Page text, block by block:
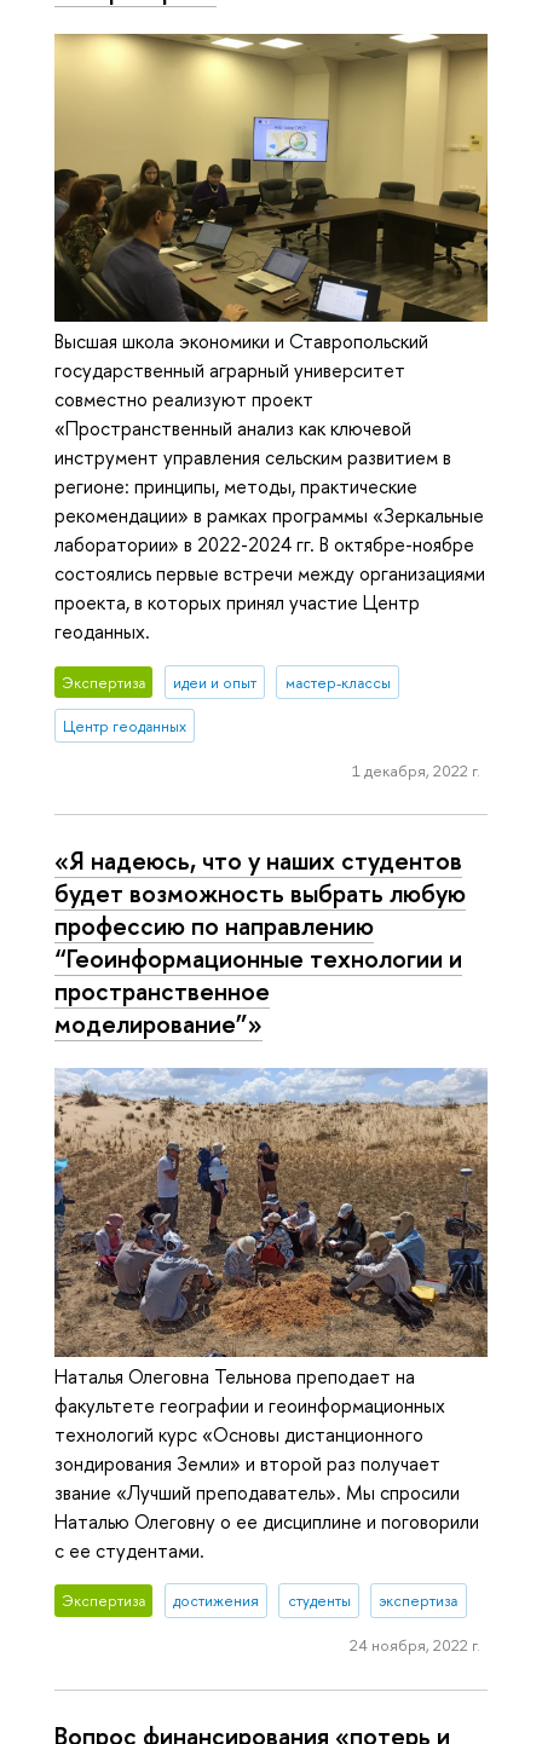
Высшая школа экономики и Ставропольский
государственный аграрный университет
совместно реализуют проект
«Пространственный анализ как ключевой
инструмент управления сельским развитием в
регионе: принципы, методы, практические
рекомендации» в рамках программы «Зеркальные
лаборатории» в 2022-2024 гг. В октябре-ноябре
состоялись первые встречи между организациями
проекта, в которых принял участие Центр
геоданных.
Экспертиза идеи и опыт мастер-классы
Центр геоданных
1 декабря, 2022 г.
«Я надеюсь, что у наших студентов
будет возможность выбрать любую
профессию по направлению
“Геоинформационные технологии и
пространственное
моделирование”»
Наталья Олеговна Тельнова преподает на
факультете географии и геоинформационных
технологий курс «Основы дистанционного
зондирования Земли» и второй раз получает
звание «Лучший преподаватель». Мы спросили
Наталью Олеговну о ее дисциплине и поговорили
с ее студентами.
Экспертиза достижения студенты экспертиза
24 ноября, 2022 г.
Вопрос финансирования «потерь и